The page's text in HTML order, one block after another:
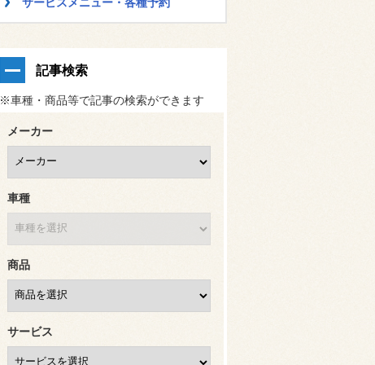
記事検索
※車種・商品等で記事の検索ができます
メーカー
車種
商品
サービス